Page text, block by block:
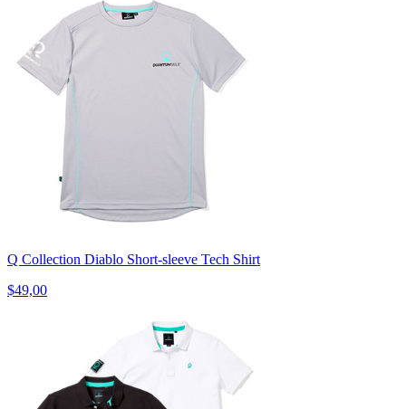
Q Collection Diablo Short-sleeve Tech Shirt
$49,00